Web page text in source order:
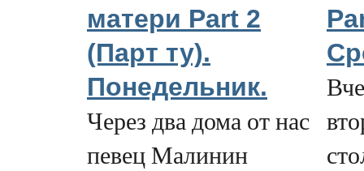
матери Part 2
(Парт ту).
Понедельник.
Через два дома от нас
певец Малинин